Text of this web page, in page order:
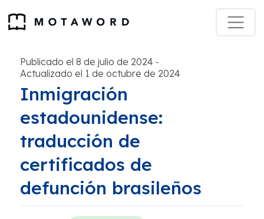
Publicado el 8 de julio de 2024 -
Actualizado el 1 de octubre de 2024
Inmigración
estadounidense:
traducción de
certificados de
defunción brasileños